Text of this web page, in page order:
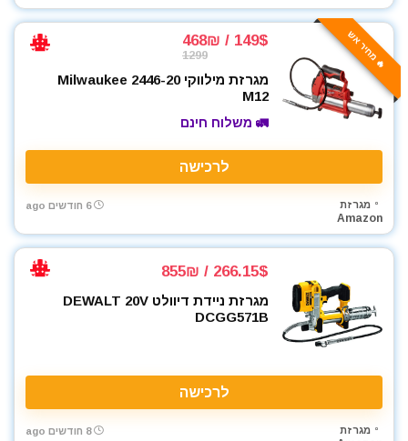
ארגזי כלים
בגדי עבודה
בוקסות
בוקסות הינע 1/2"
בוקסות הינע 1/4"
ביטים
ביטים, מקדחים ובוקסות
גוזם גדר חיה
גנרטורים ותחנות כח
דיבלים וברגים
חומרי הדבקה ואיטום
חומרי ניקוי
🔥 מחיר אש 149$ / 468₪
1299
מגרזת מילווקי Milwaukee 2446-20
M12
🚛 משלוח חינם
לרכישה
מגרזת
Amazon
6 חודשים ago
266.15$ / 855₪
מגרזת ניידת דיוולט DEWALT 20V
DCGG571B
לרכישה
מגרזת 8 חודשים ago